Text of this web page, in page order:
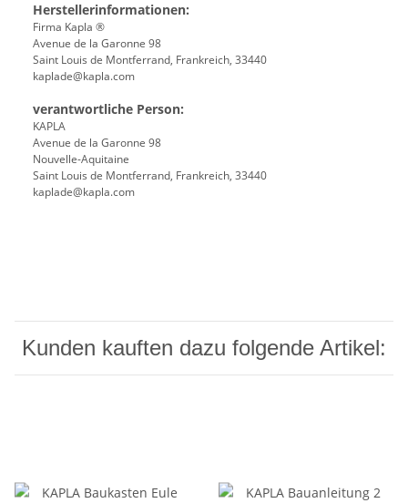
Herstellerinformationen:
Firma Kapla ®
Avenue de la Garonne 98
Saint Louis de Montferrand, Frankreich, 33440
kaplade@kapla.com
verantwortliche Person:
KAPLA
Avenue de la Garonne 98
Nouvelle-Aquitaine
Saint Louis de Montferrand, Frankreich, 33440
kaplade@kapla.com
Kunden kauften dazu folgende Artikel: